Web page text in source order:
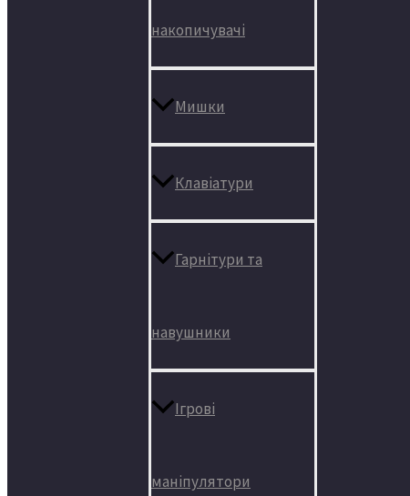
накопичувачі
Мишки
Клавіатури
Гарнітури та
навушники
Ігрові
маніпулятори